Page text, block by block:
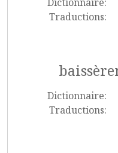
Traductions:
Dictionnaire:
Traductions: